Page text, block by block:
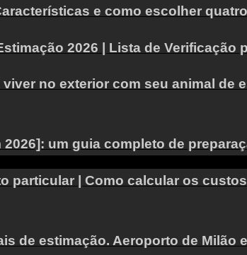
e como escolher
2026 | Lista de
no exterior com seu animal de
um guia completo de
particular | Como calcular os
de estimação. Aeroporto de Milão